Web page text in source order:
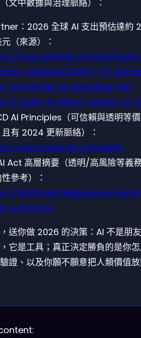
文中數據與治理脈絡）：
：2026 全球 AI 支出預估達約
（來源）：
www.gartner.com/en/
releases/2026-1-15-
worldwide-ai-spending-will-
2-point-5-trillion-dollars-in-
AI Principles（可信賴與透明等價
有 2024 更新脈絡）：
oecd.ai/en/ai-principles
Act 高層摘要（透明/高風險等義
參考）：
artificialintelligenceact.eu/
summary/
送你做 2026 的決策：AI 不是朋
它是工具；真正決定勝負的是你
證、以及你願不願意把人類價值